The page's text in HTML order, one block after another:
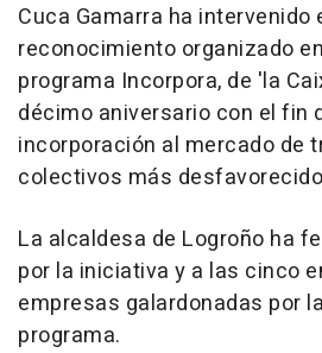
Cuca Gamarra ha intervenido
reconocimiento organizado
programa Incorpora, de 'la
décimo aniversario con el fin
incorporación al mercado de
colectivos más
La alcaldesa de Logroño ha
por la iniciativa y a las cinco
empresas galardonadas por
programa.